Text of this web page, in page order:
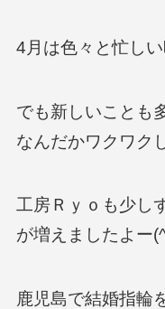
4月は色々と忙し
でも新しいことも
なんだかワクワク
工房Ｒｙｏも少し
が増えましたよー
鹿児島で結婚指輪